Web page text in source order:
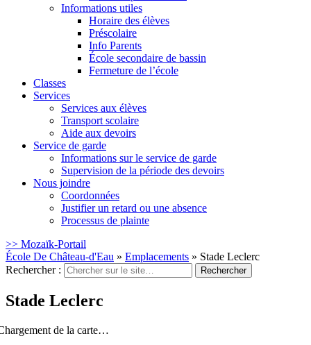
Informations utiles
Horaire des élèves
Préscolaire
Info Parents
École secondaire de bassin
Fermeture de l’école
Classes
Services
Services aux élèves
Transport scolaire
Aide aux devoirs
Service de garde
Informations sur le service de garde
Supervision de la période des devoirs
Nous joindre
Coordonnées
Justifier un retard ou une absence
Processus de plainte
>> Mozaïk-Portail
École De Château-d'Eau » Emplacements » Stade Leclerc
Rechercher :
Stade Leclerc
de la carte…